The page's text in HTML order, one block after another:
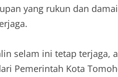
yang rukun dan
selam ini tetap terjaga,
Pemerintah Kota